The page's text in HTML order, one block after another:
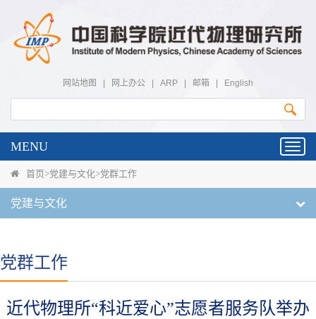
网站地图 网上办公 ARP 邮箱 English
MENU
首页>党建与文化>党群工作
党建与文化
党群工作
近代物理所“科近爱心”志愿者服务队举办